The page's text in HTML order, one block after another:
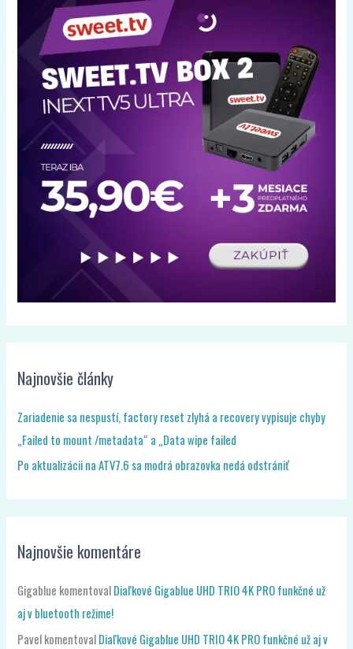
Najnovšie články
Zariadenie sa nespustí, factory reset zlyhá a recovery vypisuje chyby
„Failed to mount /metadata“ a „Data wipe failed
Po aktualizácii na ATV7.6 sa modrá obrazovka nedá odstrániť
Najnovšie komentáre
Gigablue komentovalDiaľkové Gigablue UHD TRIO 4K PRO funkčné už
aj v bluetooth režime!
PavelkomentovalDiaľkové Gigablue UHD TRIO 4K PRO funkčné už aj v